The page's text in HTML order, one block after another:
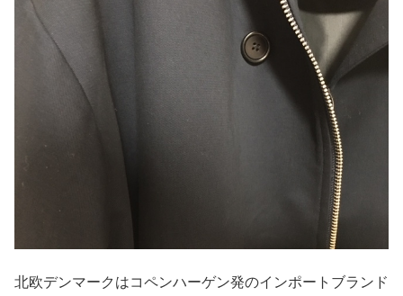
北欧デンマークはコペンハーゲン発のインポートブランド